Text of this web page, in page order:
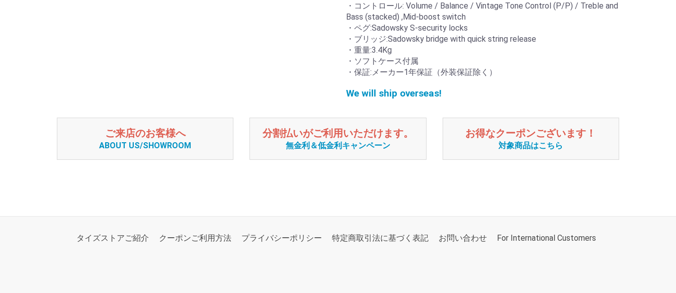
・コントロール: Volume / Balance / Vintage Tone Control (P/P) / Treble and
Bass (stacked) ,Mid-boost switch
・ペグ:Sadowsky S-security locks
・ブリッジ:Sadowsky bridge with quick string release
・重量:3.4Kg
・ソフトケース付属
・保証:メーカー1年保証（外装保証除く）
We will ship overseas!
ご来店のお客様へ
ABOUT US/SHOWROOM
分割払いがご利用いただけます。
無金利＆低金利キャンペーン
お得なクーポンございます！
対象商品はこちら
タイズストアご紹介 クーポンご利用方法 プライバシーポリシー 特定商取引法に基づく表記 お問い合わせ For International Customers